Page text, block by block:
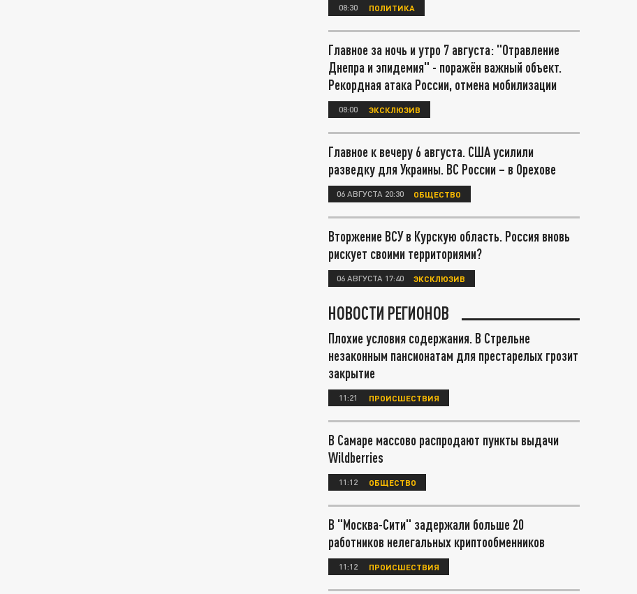
08:30 ПОЛИТИКА
Главное за ночь и утро 7 августа: "Отравление
Днепра и эпидемия" - поражён важный объект.
Рекордная атака России, отмена мобилизации
08:00 ЭКСКЛЮЗИВ
Главное к вечеру 6 августа. США усилили
разведку для Украины. ВС России – в Орехове
06 АВГУСТА 20:30 ОБЩЕСТВО
Вторжение ВСУ в Курскую область. Россия вновь
рискует своими территориями?
06 АВГУСТА 17:40 ЭКСКЛЮЗИВ
НОВОСТИ РЕГИОНОВ
Плохие условия содержания. В Стрельне
незаконным пансионатам для престарелых грозит
закрытие
11:21 ПРОИСШЕСТВИЯ
В Самаре массово распродают пункты выдачи
Wildberries
11:12 ОБЩЕСТВО
В "Москва-Сити" задержали больше 20
работников нелегальных криптообменников
11:12 ПРОИСШЕСТВИЯ